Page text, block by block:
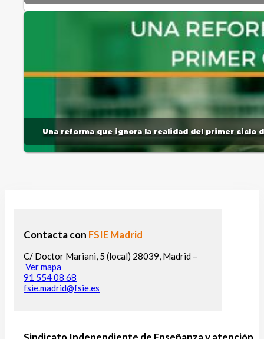
Una reforma que ignora la realidad del primer ciclo
Contacta con FSIE Madrid
C/ Doctor Mariani, 5 (local) 28039, Madrid –
Ver mapa
91 554 08 68
fsie.madrid@fsie.es